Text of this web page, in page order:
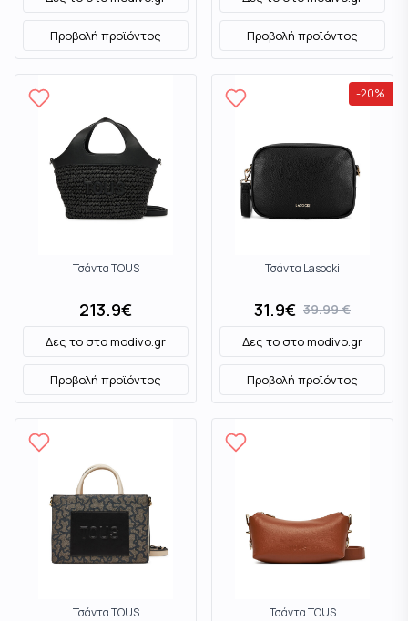
Προβολή προϊόντος Προβολή προϊόντος
Τσάντα TOUS
213.9€
Δες το στοmodivo.gr
Προβολή προϊόντος
-20%
Τσάντα Lasocki
31.9€ 39.99€
Δες το στοmodivo.gr
Προβολή προϊόντος
Τσάντα TOUS Τσάντα TOUS